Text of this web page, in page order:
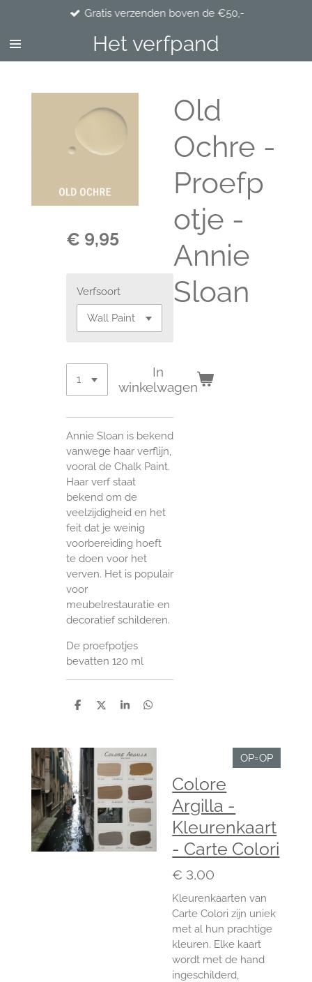
naar
de
Het verfpand
Gratis verzenden boven de €50,-
Old
Ochre -
Proefp
otje -
Annie
Sloan
€ 9,95
Verfsoort
In
winkelwagen
Annie Sloan is bekend
vanwege haar verflijn,
vooral de Chalk Paint.
Haar verf staat
bekend om de
veelzijdigheid en het
feit dat je weinig
voorbereiding hoeft
te doen voor het
verven. Het is populair
voor
meubelrestauratie en
decoratief schilderen.
De proefpotjes
bevatten 120 ml
D
n
D
S
e
D
n
OP=OP
Colore
Argilla -
Kleurenkaart
- Carte Colori
€ 3,00
Kleurenkaarten van
Carte Colori zijn uniek
met al hun prachtige
kleuren. Elke kaart
wordt met de hand
ingeschilderd,